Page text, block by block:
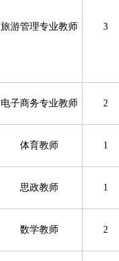
旅游管理专业教师 3
电子商务专业教师 2
体育教师 1
思政教师 1
数学教师 2